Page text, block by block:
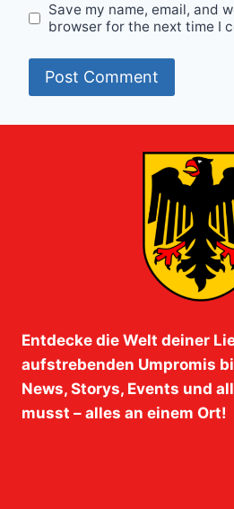
Save my name, email, and
browser for the next time I
Entdecke die Welt deiner
aufstrebenden Umpromis
News, Storys, Events und
musst – alles an einem Ort!